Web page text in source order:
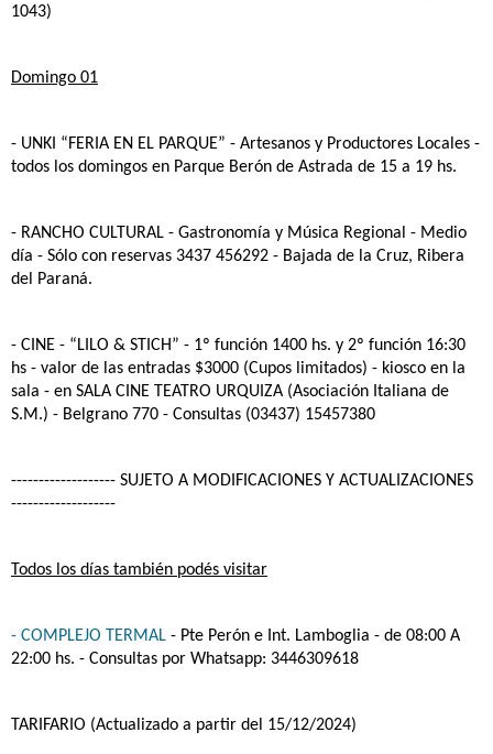
1043)
Domingo 01
- UNKI “FERIA EN EL PARQUE” - Artesanos y Productores Locales -
todos los domingos en Parque Berón de Astrada de 15 a 19 hs.
- RANCHO CULTURAL - Gastronomía y Música Regional - Medio
día - Sólo con reservas 3437 456292 - Bajada de la Cruz, Ribera
del Paraná.
- CINE - “LILO & STICH” - 1º función 1400 hs. y 2º función 16:30
hs - valor de las entradas $3000 (Cupos limitados) - kiosco en la
sala - en SALA CINE TEATRO URQUIZA (Asociación Italiana de
S.M.) - Belgrano 770 - Consultas (03437) 15457380
------------------- SUJETO A MODIFICACIONES Y ACTUALIZACIONES
-------------------
Todos los días también podés visitar
- COMPLEJO TERMAL - Pte Perón e Int. Lamboglia - de 08:00 A
22:00 hs. - Consultas por Whatsapp: 3446309618
TARIFARIO (Actualizado a partir del 15/12/2024)